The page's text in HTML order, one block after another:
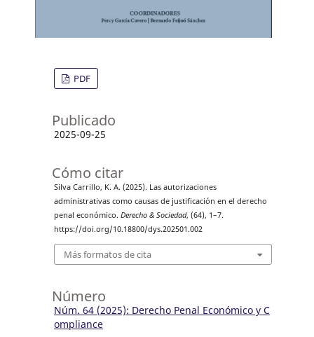
PDF
Publicado
2025-09-25
Cómo citar
Silva Carrillo, K. A. (2025). Las autorizaciones
administrativas como causas de justificación en el derecho
penal económico. Derecho & Sociedad, (64), 1–7.
https://doi.org/10.18800/dys.202501.002
Más formatos de cita
Número
Núm. 64 (2025): Derecho Penal Económico y C
ompliance